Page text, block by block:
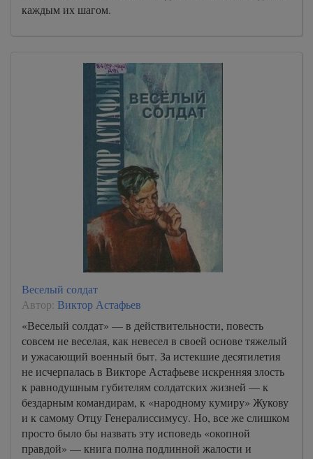
каждым их шагом.
Веселый солдат
Автор: Виктор Астафьев
«Веселый солдат» — в действительности, повесть
совсем не веселая, как невесел в своей основе тяжелый
и ужасающий военный быт. За истекшие десятилетия
не исчерпалась в Викторе Астафьеве искренняя злость
к равнодушным губителям солдатских жизней — к
бездарным командирам, к «народному кумиру» Жукову
и к самому Отцу Генералиссимусу. Но, все же слишком
просто было бы назвать эту исповедь «окопной
правдой» — книга полна подлинной жалости и